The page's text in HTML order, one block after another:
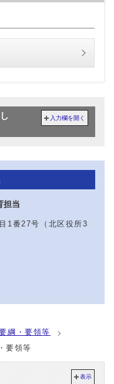
入力欄を開く
担当
1番27号（北区役所3
綱・要領等
要領等
表示